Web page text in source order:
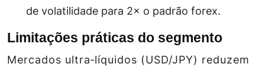
de volatilidade para 2× o padrão forex.
Limitações práticas do segmento
Mercados ultra‑líquidos (USD/JPY) reduzem